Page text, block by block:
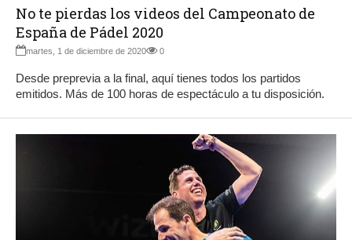
No te pierdas los videos del Campeonato de
España de Pádel 2020
martes, 1 de diciembre de 2020 0
Desde preprevia a la final, aquí tienes todos los partidos
emitidos. Más de 100 horas de espectáculo a tu disposición.